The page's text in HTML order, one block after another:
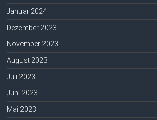
Januar 2024
Dezember 2023
November 2023
August 2023
Juli 2023
Juni 2023
Mai 2023